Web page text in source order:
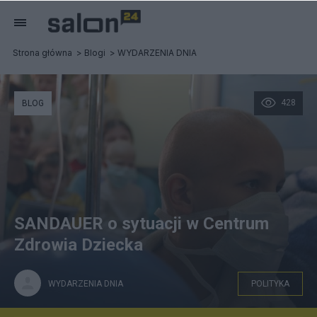
Strona główna Blogi WYDARZENIA DNIA
428
BLOG
SANDAUER o sytuacji w Centrum
Zdrowia Dziecka
WYDARZENIA DNIA POLITYKA